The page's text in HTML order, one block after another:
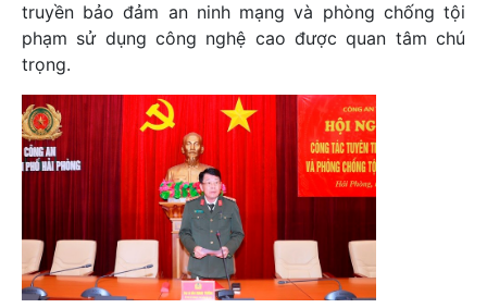
truyền bảo đảm an ninh mạng và phòng chống tội
phạm sử dụng công nghệ cao được quan tâm chú
trọng.